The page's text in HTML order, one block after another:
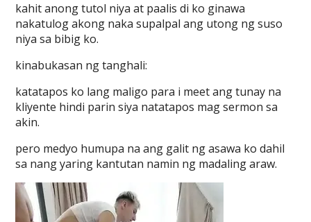
kahit anong tutol niya at paalis di ko ginawa
nakatulog akong naka supalpal ang utong ng suso
niya sa bibig ko.
kinabukasan ng tanghali:
katatapos ko lang maligo para i meet ang tunay na
kliyente hindi parin siya natatapos mag sermon sa
akin.
pero medyo humupa na ang galit ng asawa ko dahil
sa nang yaring kantutan namin ng madaling araw.